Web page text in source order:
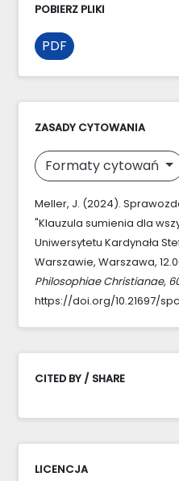
POBIERZ PLIKI
PDF
ZASADY CYTOWANIA
Formaty cytowań
Meller, J. (2024).
"Klauzula sumienia dla
Uniwersytetu Kardynała
Warszawie, Warszawa,
Philosophiae Christianae,
https://doi.org/10.21697/
CITED BY / SHARE
LICENCJA